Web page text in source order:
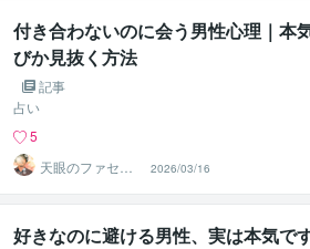
付き合わないのに会う男性心理｜本
びか見抜く方法
記事
占い
5
天眼のファセッ
ト
2026/03/16
好きなのに避ける男性、実は本気で